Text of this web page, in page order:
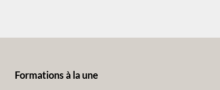
Formations à la une